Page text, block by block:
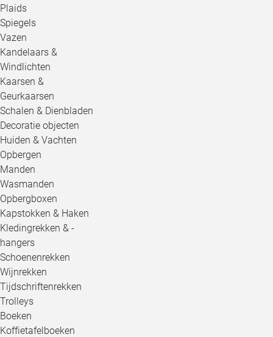
Plaids
Spiegels
Vazen
Kandelaars &
Windlichten
Kaarsen &
Geurkaarsen
Schalen & Dienbladen
Decoratie objecten
Huiden & Vachten
Opbergen
Manden
Wasmanden
Opbergboxen
Kapstokken & Haken
Kledingrekken & -
hangers
Schoenenrekken
Wijnrekken
Tijdschriftenrekken
Trolleys
Boeken
Koffietafelboeken